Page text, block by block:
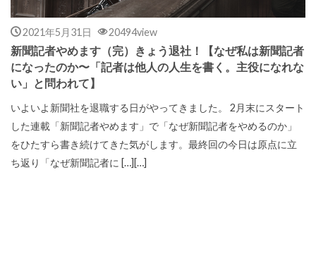
2021年5月31日 20494view
新聞記者やめます（完）きょう退社！【なぜ私は新聞記者
になったのか〜「記者は他人の人生を書く。主役になれな
い」と問われて】
いよいよ新聞社を退職する日がやってきました。 2月末にスタート
した連載「新聞記者やめます」で「なぜ新聞記者をやめるのか」
をひたすら書き続けてきた気がします。最終回の今日は原点に立
ち返り「なぜ新聞記者に […][…]